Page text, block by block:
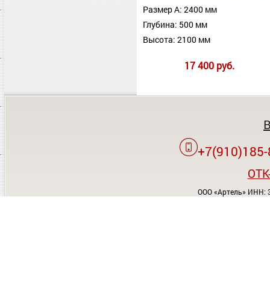
Размер А: 2400 мм
Глубина: 500 мм
Высота: 2100 мм
17 400 руб.
ООО «Артель» ИНН: